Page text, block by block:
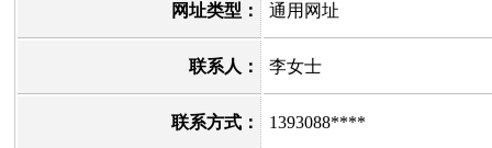
网址类型： 通用网址
联系人： 李女士
联系方式： 1393088****